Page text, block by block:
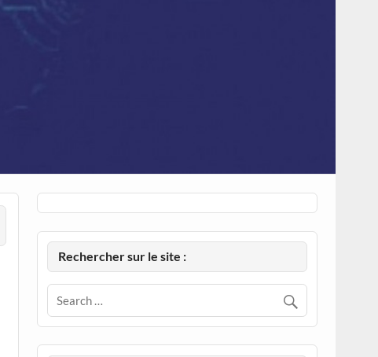
Rechercher sur le site :